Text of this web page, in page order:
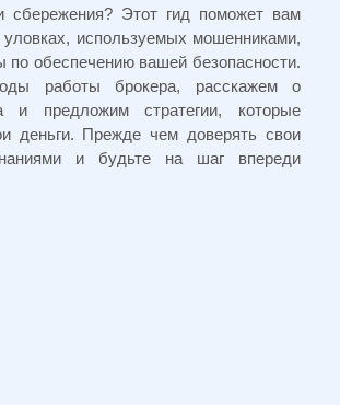
сбережения? Этот гид поможет вам
уловках, используемых мошенниками,
по обеспечению вашей безопасности.
работы брокера, расскажем о
и предложим стратегии, которые
деньги. Прежде чем доверять свои
и будьте на шаг впереди